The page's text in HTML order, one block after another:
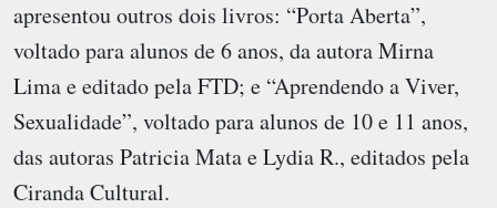
apresentou outros dois livros: “Porta Aberta”,
voltado para alunos de 6 anos, da autora Mirna
Lima e editado pela FTD; e “Aprendendo a Viver,
Sexualidade”, voltado para alunos de 10 e 11 anos,
das autoras Patricia Mata e Lydia R., editados pela
Ciranda Cultural.